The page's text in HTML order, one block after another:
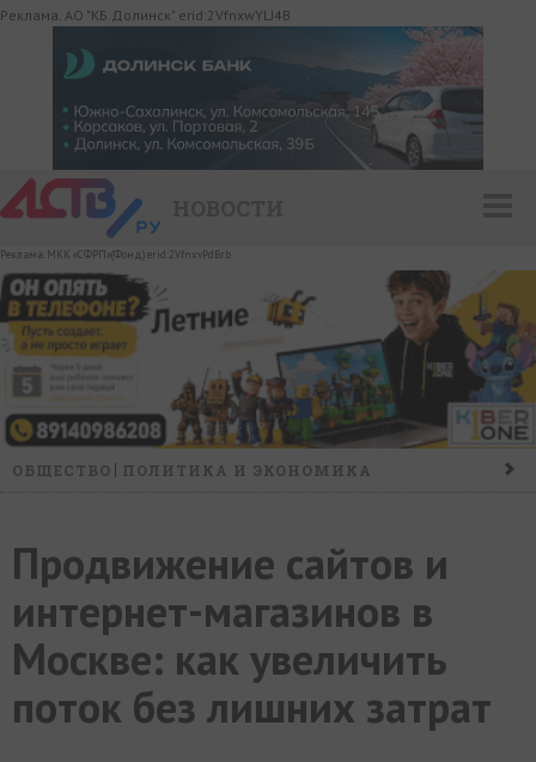
Реклама. АО "КБ Долинск" erid:2VfnxwYLJ4B
Реклама. МКК «СФРП»(Фонд) erid:2VfnxvPdBrb
ОБЩЕСТВО
ПОЛИТИКА И ЭКОНОМИКА
ПРОИСШЕСТВИЯ
КОНФЛИКТ КУЛЬТУРА СПОРТ
МИР
СЮЖЕТЫ
Продвижение сайтов и
интернет-магазинов в
Москве: как увеличить
поток без лишних затрат